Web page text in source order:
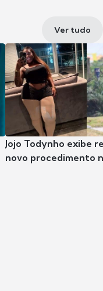
Ver tudo
Jojo Todynho exibe
novo procedimento